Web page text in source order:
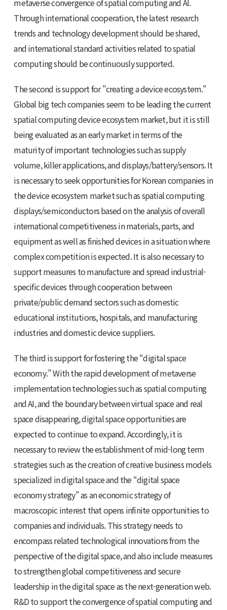
metaverse convergence of spatial computing and AI.
Through international cooperation, the latest research
trends and technology development should be shared,
and international standard activities related to spatial
computing should be continuously supported.
The second is support for "creating a device ecosystem."
Global big tech companies seem to be leading the current
spatial computing device ecosystem market, but it is still
being evaluated as an early market in terms of the
maturity of important technologies such as supply
volume, killer applications, and displays/battery/sensors. It
is necessary to seek opportunities for Korean companies in
the device ecosystem market such as spatial computing
displays/semiconductors based on the analysis of overall
international competitiveness in materials, parts, and
equipment as well as finished devices in a situation where
complex competition is expected. It is also necessary to
support measures to manufacture and spread industrial-
specific devices through cooperation between
private/public demand sectors such as domestic
educational institutions, hospitals, and manufacturing
industries and domestic device suppliers.
The third is support for fostering the “digital space
economy.” With the rapid development of metaverse
implementation technologies such as spatial computing
and AI, and the boundary between virtual space and real
space disappearing, digital space opportunities are
expected to continue to expand. Accordingly, it is
necessary to review the establishment of mid-long term
strategies such as the creation of creative business models
specialized in digital space and the “digital space
economy strategy” as an economic strategy of
macroscopic interest that opens infinite opportunities to
companies and individuals. This strategy needs to
encompass related technological innovations from the
perspective of the digital space, and also include measures
to strengthen global competitiveness and secure
leadership in the digital space as the next-generation web.
R&D to support the convergence of spatial computing and